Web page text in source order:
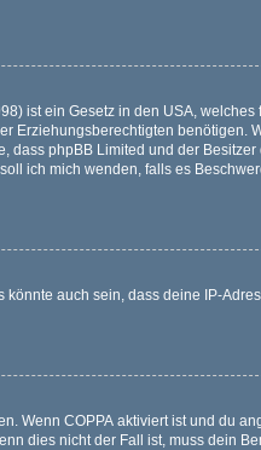
ist ein Gesetz in den USA, welches
Erziehungsberechtigten benötigen.
dass phpBB Limited und der
ich mich wenden, falls es
auch sein, dass deine IP-
Wenn COPPA aktiviert ist und du
dies nicht der Fall ist, muss dein